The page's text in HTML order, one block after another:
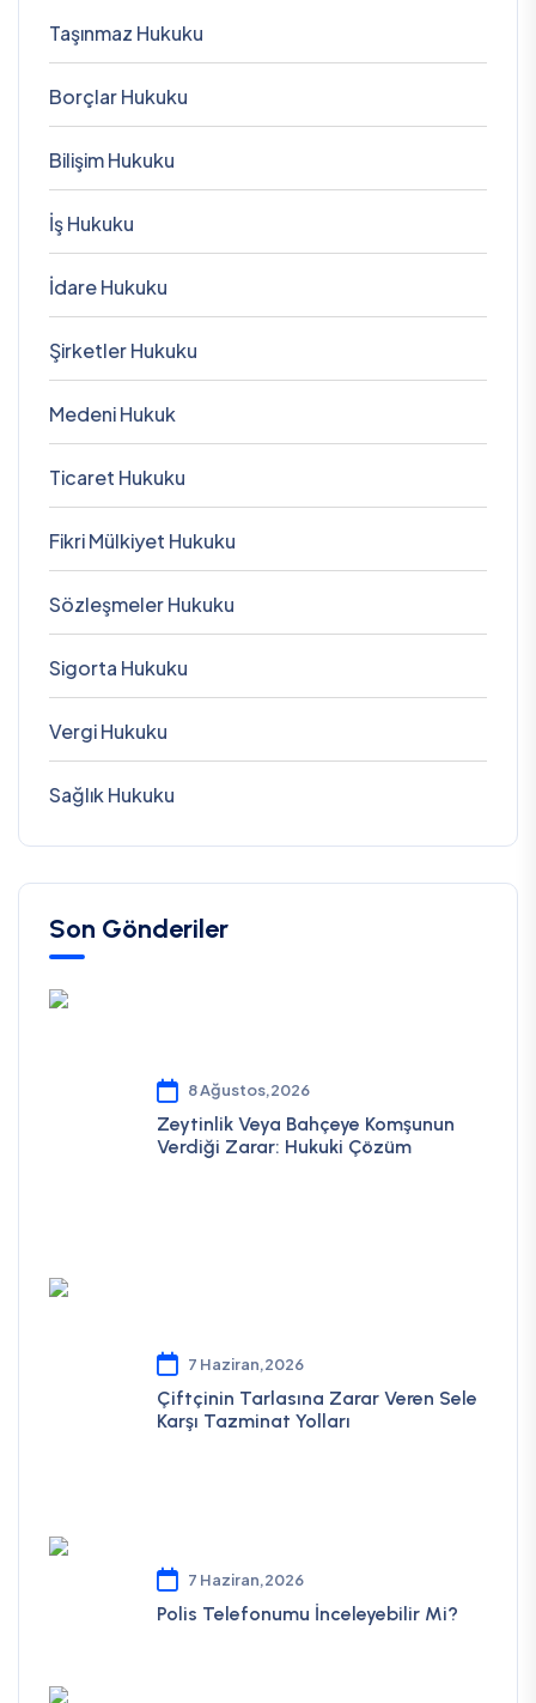
Taşınmaz Hukuku
Borçlar Hukuku
Bilişim Hukuku
İş Hukuku
İdare Hukuku
Şirketler Hukuku
Medeni Hukuk
Ticaret Hukuku
Fikri Mülkiyet Hukuku
Sözleşmeler Hukuku
Sigorta Hukuku
Vergi Hukuku
Sağlık Hukuku
Son Gönderiler
8 Ağustos,2026
Zeytinlik Veya Bahçeye Komşunun
Verdiği Zarar: Hukuki Çözüm
7 Haziran,2026
Çiftçinin Tarlasına Zarar Veren Sele
Karşı Tazminat Yolları
7 Haziran,2026
Polis Telefonumu İnceleyebilir Mi?